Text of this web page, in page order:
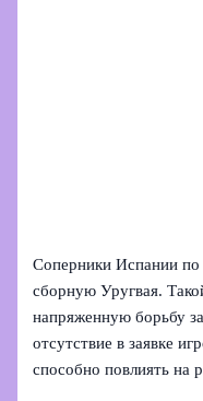
Соперники Испании
сборную Уругвая.
напряженную борьбу
отсутствие в заявке
способно повлиять на